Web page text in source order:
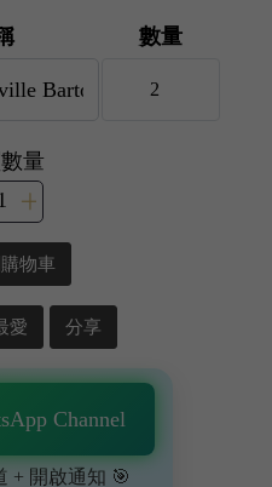
數量
量
物車
愛 分享
Channel
+ 開啟通知 🎯